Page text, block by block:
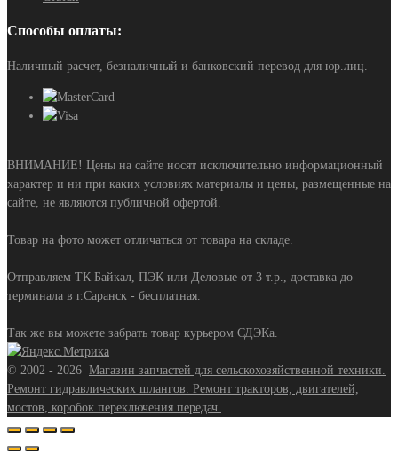
Способы оплаты:
Наличный расчет, безналичный и банковский перевод для юр.лиц.
ВНИМАНИЕ! Цены на сайте носят исключительно информационный
характер и ни при каких условиях материалы и цены, размещенные на
сайте, не являются публичной офертой.
Товар на фото может отличаться от товара на складе.
Отправляем ТК Байкал, ПЭК или Деловые от 3 т.р., доставка до
терминала в г.Саранск - бесплатная.
Так же вы можете забрать товар курьером СДЭКа.
© 2002 - 2026 Магазин запчастей для сельскохозяйственной техники.
Ремонт гидравлических шлангов. Ремонт тракторов, двигателей,
мостов, коробок переключения передач.